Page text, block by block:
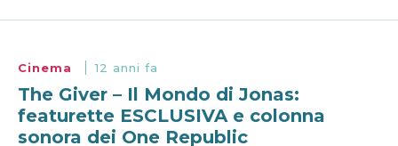
Cinema 12 anni fa
The Giver – Il Mondo di Jonas:
featurette ESCLUSIVA e colonna
sonora dei One Republic